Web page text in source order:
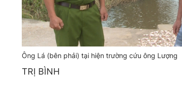
Ông Lá (bên phải) tại hiện trường cứu ông Lượng
TRỊ BÌNH